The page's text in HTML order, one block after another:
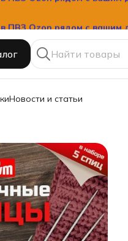
Новости и статьи